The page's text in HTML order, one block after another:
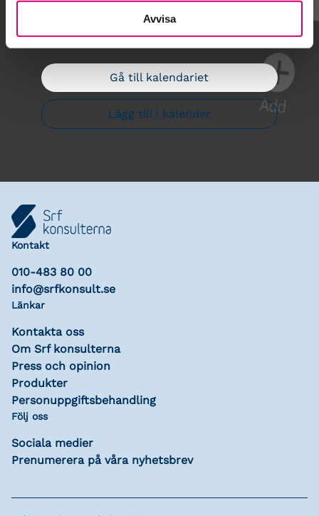
Avvisa
Gå till kalendariet
Lägg till i kalender
Kontakt
010-483 80 00
info@srfkonsult.se
Länkar
Kontakta oss
Om Srf konsulterna
Press och opinion
Produkter
Personuppgiftsbehandling
Följ oss
Sociala medier
Prenumerera på våra nyhetsbrev